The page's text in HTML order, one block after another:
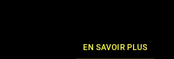
EN SAVOIR PLUS